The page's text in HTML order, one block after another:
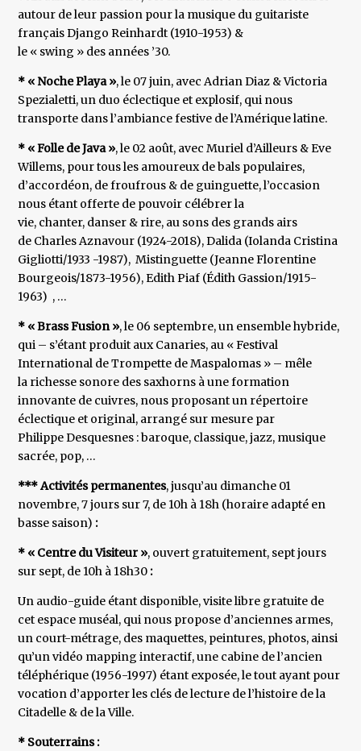
autour de leur passion pour la musique du guitariste
français Django Reinhardt (1910-1953) &
le « swing » des années ’30.
* « Noche Playa », le 07 juin, avec Adrian Diaz & Victoria
Spezialetti, un duo éclectique et explosif, qui nous
transporte dans l’ambiance festive de l’Amérique latine.
* « Folle de Java », le 02 août, avec Muriel d’Ailleurs & Eve
Willems, pour tous les amoureux de bals populaires,
d’accordéon, de froufrous & de guinguette, l’occasion
nous étant offerte de pouvoir célébrer la
vie, chanter, danser & rire, au sons des grands airs
de Charles Aznavour (1924-2018), Dalida (Iolanda Cristina
Gigliotti/1933 -1987), Mistinguette (Jeanne Florentine
Bourgeois/1873-1956), Edith Piaf (Édith Gassion/1915-
1963) , …
* « Brass Fusion », le 06 septembre, un ensemble hybride,
qui – s’étant produit aux Canaries, au « Festival
International de Trompette de Maspalomas » – mêle
la richesse sonore des saxhorns à une formation
innovante de cuivres, nous proposant un répertoire
éclectique et original, arrangé sur mesure par
Philippe Desquesnes : baroque, classique, jazz, musique
sacrée, pop, …
*** Activités permanentes, jusqu’au dimanche 01
novembre, 7 jours sur 7, de 10h à 18h (horaire adapté en
basse saison) :
* « Centre du Visiteur », ouvert gratuitement, sept jours
sur sept, de 10h à 18h30 :
Un audio-guide étant disponible, visite libre gratuite de
cet espace muséal, qui nous propose d’anciennes armes,
un court-métrage, des maquettes, peintures, photos, ainsi
qu’un vidéo mapping interactif, une cabine de l’ancien
téléphérique (1956-1997) étant exposée, le tout ayant pour
vocation d’apporter les clés de lecture de l’histoire de la
Citadelle & de la Ville.
* Souterrains :